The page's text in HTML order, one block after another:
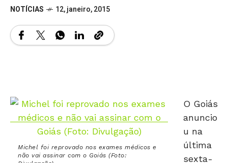
NOTÍCIAS 12, janeiro, 2015
Michel foi reprovado nos exames médicos e
Divulgação)
anuncio
u na
última
sexta-
feira, 9,